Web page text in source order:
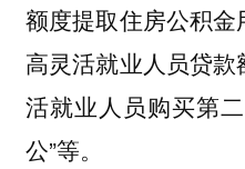
额度提取住房公积
高灵活就业人员贷
活就业人员购买第
公”等。